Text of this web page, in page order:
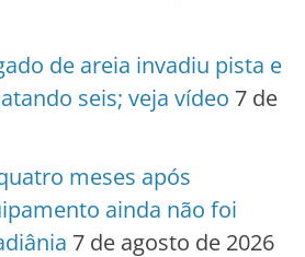
de areia invadiu pista e
seis; veja vídeo 7 de
meses após
ainda não foi
7 de agosto de 2026